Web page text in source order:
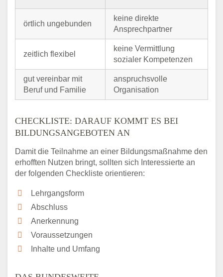
örtlich ungebunden
keine direkte
Ansprechpartner
zeitlich flexibel
keine Vermittlung
sozialer Kompetenzen
gut vereinbar mit
Beruf und Familie
anspruchsvolle
Organisation
CHECKLISTE: DARAUF KOMMT ES BEI
BILDUNGSANGEBOTEN AN
Damit die Teilnahme an einer Bildungsmaßnahme den
erhofften Nutzen bringt, sollten sich Interessierte an
der folgenden Checkliste orientieren:
Lehrgangsform
Abschluss
Anerkennung
Voraussetzungen
Inhalte und Umfang